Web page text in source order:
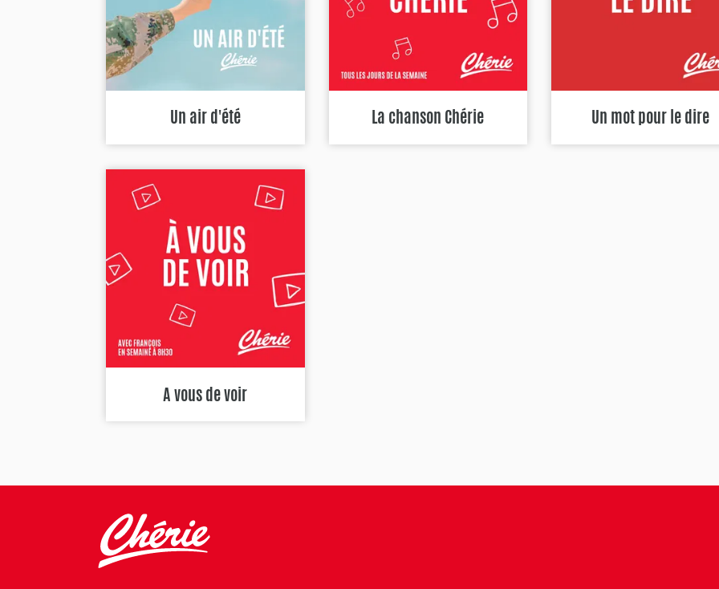
Un air d'été La chanson Chérie Un mot pour le dire
A vous de voir